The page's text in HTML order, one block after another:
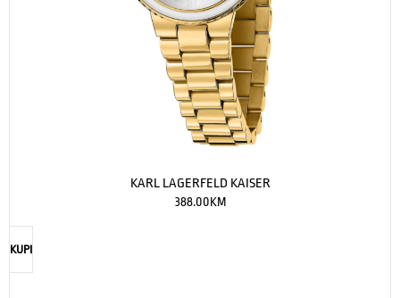
KARL LAGERFELD KAISER
388.00KM
KUPI